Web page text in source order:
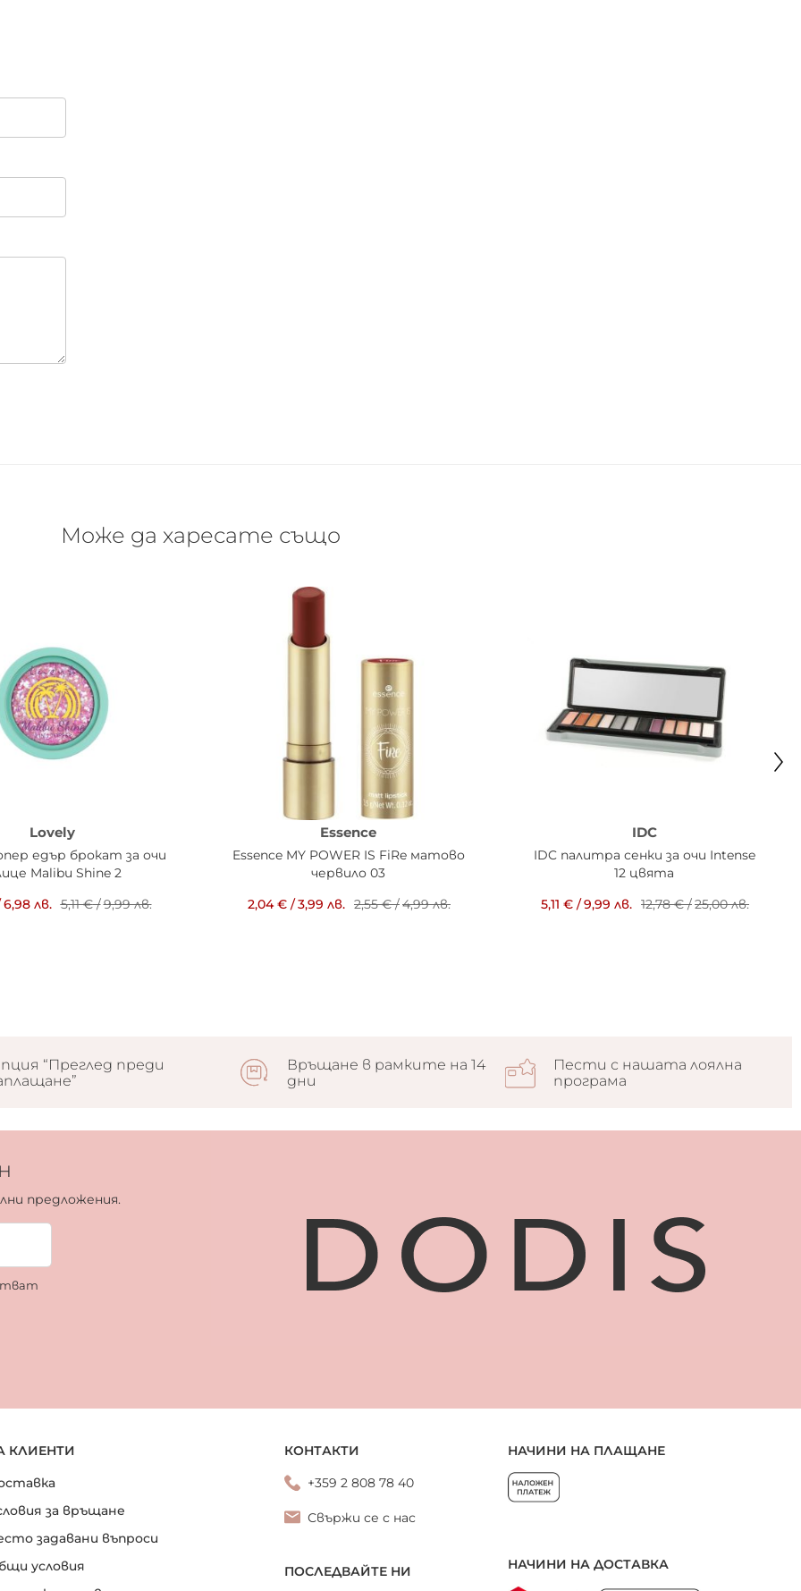
Може да харесате също
Lovely
едър брокат за очи
Malibu Shine 2
6,98 лв. 5,11 €/9,99 лв.
Essence
Essence MY POWER IS FiRe матово
червило 03
2,04 € /3,99 лв. 2,55 €/4,99 лв.
IDC
IDC палитра сенки за очи Intense
12 цвята
5,11 € /9,99 лв. 12,78 €/25,00 лв.
“Преглед преди
Връщане в рамките на 14
дни
Пести с нашата лоялна
програма
предложения.
КЛИЕНТИ
за връщане
задавани въпроси
условия
КОНТАКТИ
+359 2 808 78 40
Свържи се с нас
ПОСЛЕДВАЙТЕ НИ
НАЧИНИ НА ПЛАЩАНЕ
НАЧИНИ НА ДОСТАВКА